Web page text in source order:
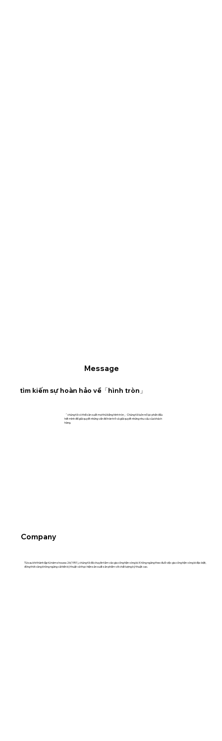
tìm kiếm sự hoàn hảo về「hình tròn」
Message
「chúng tôi có thể sản xuất mọi thứ bằng hình tròn」Chúng tôi luôn nổ lực phấn đấu
hết mình để giải quyết những vấn đề trăn trở và giải quyết những nhu cầu của khách
hàng.
Từ sau khi thành lập từ năm shouwa 26(1951), chúng tôi đã chuyên tâm vào gia công tiện vòng bi. Không ngừng theo đuổi việc gia công tiện vòng bi đặc biệt,
đồng thời cũng không ngừng cải tiến kỹ thuật và thực hiện sản xuất sản phẩm với chất lượng kỹ thuật cao.
Company